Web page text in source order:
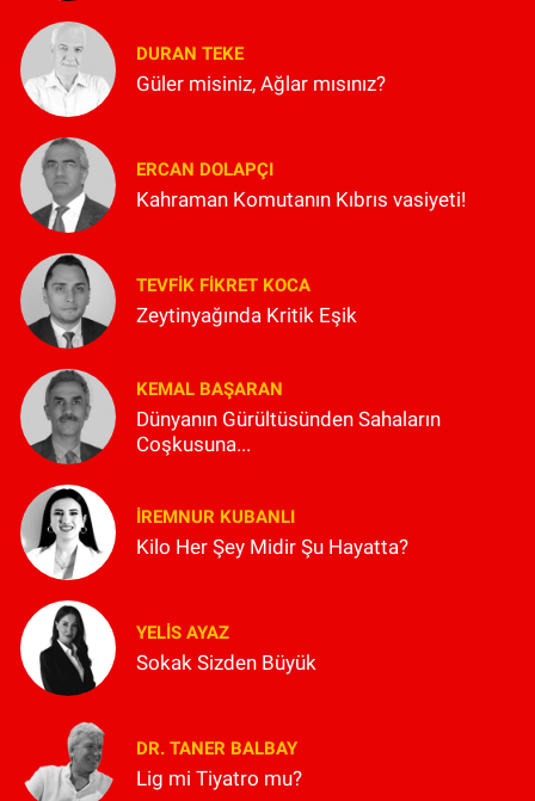
DURAN TEKE
Güler misiniz, Ağlar mısınız?
ERCAN DOLAPÇI
Kahraman Komutanın Kıbrıs vasiyeti!
TEVFIK FIKRET KOCA
Zeytinyağında Kritik Eşik
KEMAL BAŞARAN
Dünyanın Gürültüsünden Sahaların
Coşkusuna...
İREMNUR KUBANLI
Kilo Her Şey Midir Şu Hayatta?
YELIS AYAZ
Sokak Sizden Büyük
DR. TANER BALBAY
Lig mi Tiyatro mu?